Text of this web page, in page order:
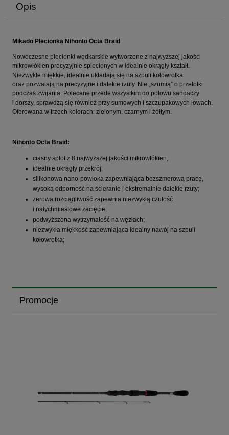
Opis
Mikado Plecionka Nihonto Octa Braid
Nowoczesne plecionki wędkarskie wytworzone z najwyższej jakości
mikrowłókien precyzyjnie splecionych w idealnie okrągły kształt.
Niezwykle miękkie, idealnie układają się na szpuli kołowrotka
oraz pozwalają na precyzyjne i dalekie rzuty. Nie „szumią” o przelotki
podczas zwijania. Polecane przede wszystkim do połowu sandaczy
i dorszy, sprawdzą się również przy sumowych i szczupakowych łowach.
Oferowana w trzech kolorach: zielonym, czarnym i żółtym.
Nihonto Octa Braid:
ciasny splot z 8 najwyższej jakości mikrowłókien;
idealnie okrągły przekrój;
silikonowa nano-powłoka zapewniająca bezszmerową pracę,
wysoką odporność na ścieranie i ekstremalnie dalekie rzuty;
zerowa rozciągliwość zapewnia niezwykłą czułość
i natychmiastowe zacięcie;
podwyższona wytrzymałość na węzłach;
niezwykła miękkość zapewniająca idealny nawój na szpuli
kołowrotka;
Promocje